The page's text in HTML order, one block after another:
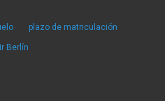
plazo de matriculación
Berlín